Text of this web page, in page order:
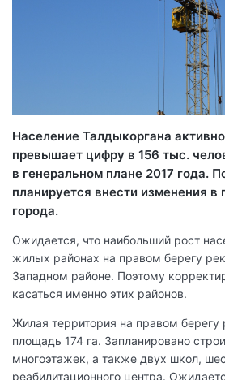
Население Талдыкоргана
превышает цифру в 156 тыс.
в генеральном плане 2017 года.
планируется внести изменения в
города.
Ожидается, что наибольший рост
жилых районах на правом берегу
Западном районе. Поэтому
касаться именно этих районов.
Жилая территория на правом берегу
площадь 174 га. Запланировано
многоэтажек, а также двух школ,
реабилитационного центра.